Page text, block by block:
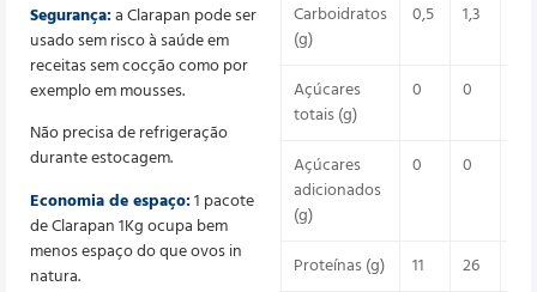
Segurança:a Clarapan pode ser
usado sem risco à saúde em
receitas sem cocção como por
exemplo em mousses.
Não precisa de refrigeração
durante estocagem.
Economia de espaço:1 pacote
de Clarapan 1Kg ocupa bem
menos espaço do que ovos in
natura.
Carboidratos
(g)
0,5 1,3
Açúcares
totais (g)
0 0
Açúcares
adicionados
(g)
0 0
Proteínas (g) 11 26